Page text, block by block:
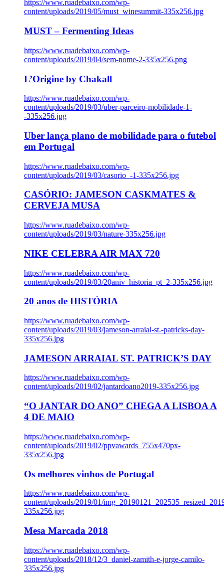
https://www.ruadebaixo.com/wp-
content/uploads/2019/05/must_winesummit-335x256.jpg
MUST – Fermenting Ideas
https://www.ruadebaixo.com/wp-
content/uploads/2019/04/sem-nome-2-335x256.png
L’Origine by Chakall
https://www.ruadebaixo.com/wp-
content/uploads/2019/03/uber-parceiro-mobilidade-1-
-335x256.jpg
Uber lança plano de mobilidade para o futebol
em Portugal
https://www.ruadebaixo.com/wp-
content/uploads/2019/03/casorio_-1-335x256.jpg
CASÓRIO: JAMESON CASKMATES &
CERVEJA MUSA
https://www.ruadebaixo.com/wp-
content/uploads/2019/03/nature-335x256.jpg
NIKE CELEBRA AIR MAX 720
https://www.ruadebaixo.com/wp-
content/uploads/2019/03/20aniv_historia_pt_2-335x256.jpg
20 anos de HISTÓRIA
https://www.ruadebaixo.com/wp-
content/uploads/2019/03/jameson-arraial-st.-patricks-day-
335x256.jpg
JAMESON ARRAIAL ST. PATRICK’S DAY
https://www.ruadebaixo.com/wp-
content/uploads/2019/02/jantardoano2019-335x256.jpg
“O JANTAR DO ANO” CHEGA A LISBOA A
4 DE MAIO
https://www.ruadebaixo.com/wp-
content/uploads/2019/02/ppvawards_755x470px-
335x256.jpg
Os melhores vinhos de Portugal
https://www.ruadebaixo.com/wp-
content/uploads/2019/01/
335x256.jpg
Mesa Marcada 2018
https://www.ruadebaixo.com/wp-
content/uploads/2018/12/3_daniel-zamith-e-jorge-camilo-
335x256.jpg